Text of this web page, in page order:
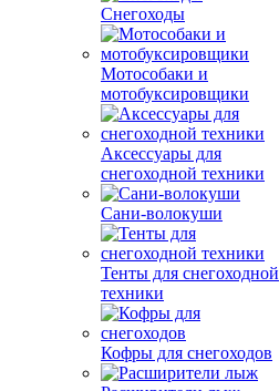
Снегоходы
Мотособаки и
мотобуксировщики
Аксессуары для
снегоходной техники
Сани-волокуши
Тенты для снегоходной
техники
Кофры для снегоходов